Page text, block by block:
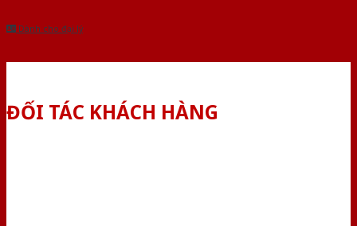
Dành cho đại lý
ĐỐI TÁC KHÁCH HÀNG